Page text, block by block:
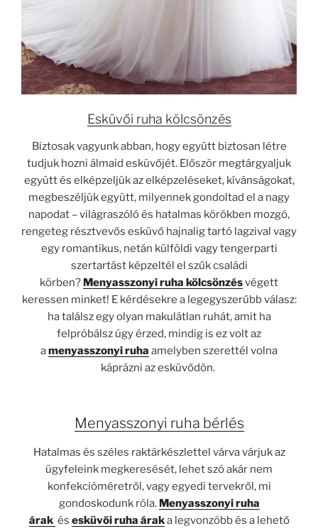
Esküvői ruha kölcsönzés
Biztosak vagyunk abban, hogy együtt biztosan létre
tudjuk hozni álmaid esküvőjét. Először megtárgyaljuk
együtt és elképzeljük az elképzeléseket, kívánságokat,
megbeszéljük együtt, milyennek gondoltad el a nagy
napodat – világraszóló és hatalmas körökben mozgó,
rengeteg résztvevős esküvő hajnalig tartó lagzival vagy
egy romantikus, netán külföldi vagy tengerparti
szertartást képzeltél el szűk családi
körben? Menyasszonyi ruha kölcsönzésvégett
keressen minket! E kérdésekre a legegyszerűbb válasz:
ha találsz egy olyan makulátlan ruhát, amit ha
felpróbálsz úgy érzed, mindig is ez volt az
amenyasszonyi ruha amelyben szerettél volna
káprázni az esküvődön.
Menyasszonyi ruha bérlés
Hatalmas és széles raktárkészlettel várva várjuk az
ügyfeleink megkeresését, lehet szó akár nem
konfekcióméretről, vagy egyedi tervekről, mi
gondoskodunk róla. Menyasszonyi ruha
árak és esküvői ruha áraka legvonzóbb és a lehető